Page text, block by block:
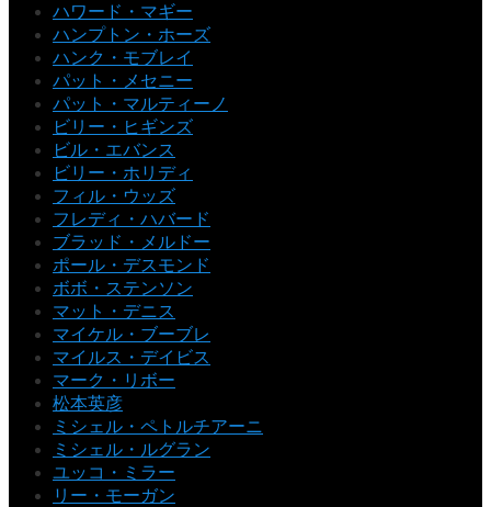
ハワード・マギー
ハンプトン・ホーズ
ハンク・モブレイ
パット・メセニー
パット・マルティーノ
ビリー・ヒギンズ
ビル・エバンス
ビリー・ホリディ
フィル・ウッズ
フレディ・ハバード
ブラッド・メルドー
ポール・デスモンド
ボボ・ステンソン
マット・デニス
マイケル・ブーブレ
マイルス・デイビス
マーク・リボー
松本英彦
ミシェル・ペトルチアーニ
ミシェル・ルグラン
ユッコ・ミラー
リー・モーガン